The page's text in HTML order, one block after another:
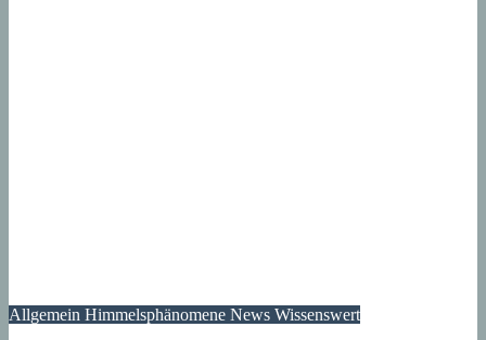
Allgemein Himmelsphänomene News Wissenswert